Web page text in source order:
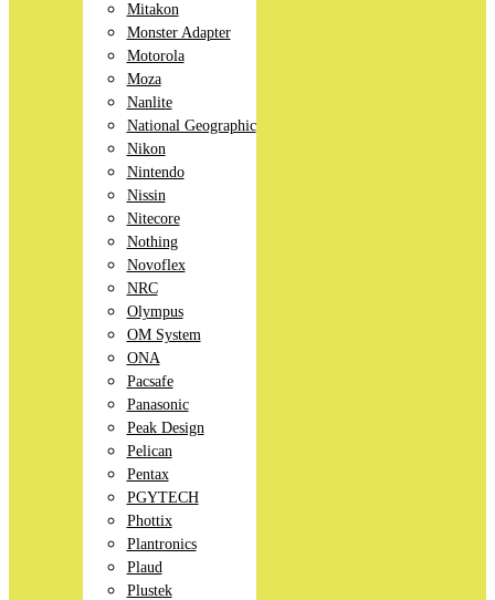
Mitakon
Monster Adapter
Motorola
Moza
Nanlite
National Geographic
Nikon
Nintendo
Nissin
Nitecore
Nothing
Novoflex
NRC
Olympus
OM System
ONA
Pacsafe
Panasonic
Peak Design
Pelican
Pentax
PGYTECH
Phottix
Plantronics
Plaud
Plustek